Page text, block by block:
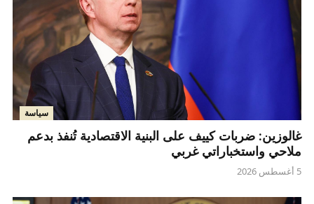
سياسة
غالوزين: ضربات كييف على البنية الاقتصادية تُنفذ بدعم
ملاحي واستخباراتي غربي
5 أغسطس 2026